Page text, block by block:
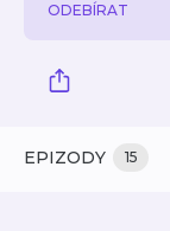
ODEBÍRAT
EPIZODY 15